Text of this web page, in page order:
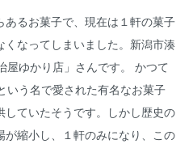
あるお菓子で、現在は１軒の菓子
くなってしまいました。新潟市湊
ゆかり店」さんです。 かつて
いう名で愛された有名なお菓子
ていたそうです。しかし歴史の
縮小し、１軒のみになり、この